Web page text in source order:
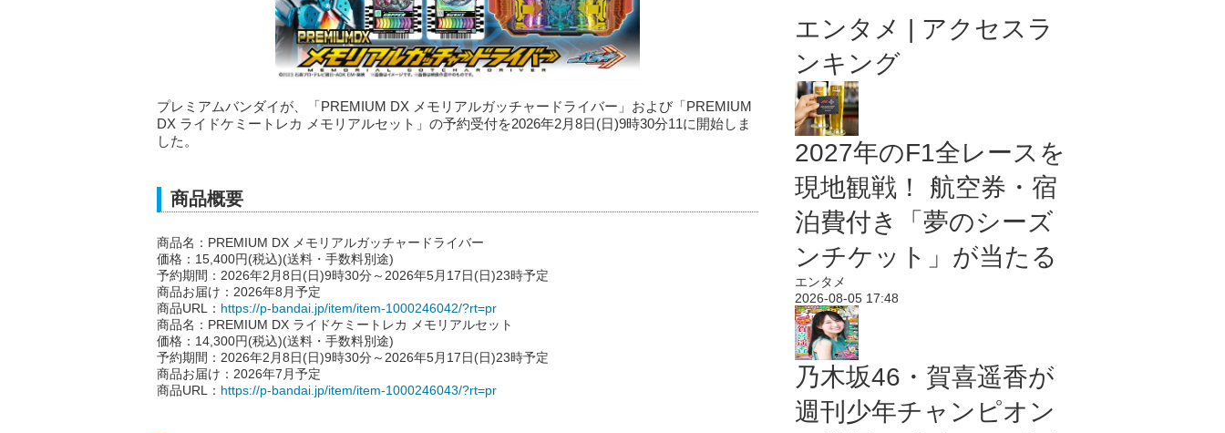
プレミアムバンダイが、「PREMIUM DX メモリアルガッチャードライバー」および「PREMIUM
DX ライドケミートレカ メモリアルセット」の予約受付を2026年2月8日(日)9時30分11に開始しま
した。
商品概要
商品名：PREMIUM DX メモリアルガッチャードライバー
価格：15,400円(税込)(送料・手数料別途)
予約期間：2026年2月8日(日)9時30分～2026年5月17日(日)23時予定
商品お届け：2026年8月予定
商品URL： https://p-bandai.jp/item/item-1000246042/?rt=pr
商品名：PREMIUM DX ライドケミートレカ メモリアルセット
価格：14,300円(税込)(送料・手数料別途)
予約期間：2026年2月8日(日)9時30分～2026年5月17日(日)23時予定
商品お届け：2026年7月予定
商品URL： https://p-bandai.jp/item/item-1000246043/?rt=pr
エンタメ | アクセスラ
ンキング
2027年のF1全レースを
現地観戦！ 航空券・宿
泊費付き「夢のシーズ
ンチケット」が当たる
エンタメ
2026-08-05 17:48
乃木坂46・賀喜遥香が
週刊少年チャンピオン